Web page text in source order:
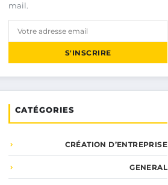
mail.
S'INSCRIRE
CATÉGORIES
CRÉATION D’ENTREPRISE
GENERAL